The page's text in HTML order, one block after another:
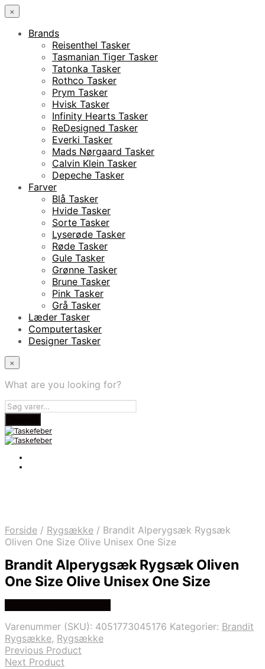
×
Brands
Reisenthel Tasker
Tasmanian Tiger Tasker
Tatonka Tasker
Rothco Tasker
Prym Tasker
Hvisk Tasker
Infinity Hearts Tasker
ReDesigned Tasker
Everki Tasker
Mads Nørgaard Tasker
Calvin Klein Tasker
Depeche Tasker
Farver
Blå Tasker
Hvide Tasker
Sorte Tasker
Lyserøde Tasker
Røde Tasker
Gule Tasker
Grønne Tasker
Brune Tasker
Pink Tasker
Grå Tasker
Læder Tasker
Computertasker
Designer Tasker
×
What are you looking for?
Forside / Rygsække / Brandit Alperygsæk Rygsæk
Oliven One Size Olive Unisex One Size
Brandit Alperygsæk Rygsæk Oliven
One Size Olive Unisex One Size
Varenummer (SKU): 4051773045176 Kategorier: Brandit
Rygsække, Rygsække
Previous Product
Next Product